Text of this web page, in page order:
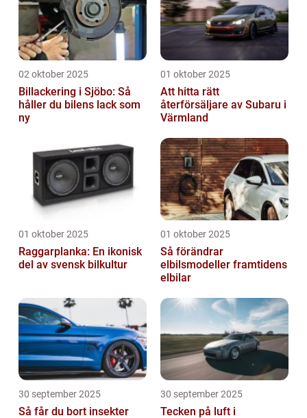
02 oktober 2025
Billackering i Sjöbo: Så
håller du bilens lack som
ny
01 oktober 2025
Att hitta rätt
återförsäljare av Subaru i
Värmland
01 oktober 2025
Raggarplanka: En ikonisk
del av svensk bilkultur
01 oktober 2025
Så förändrar
elbilsmodeller framtidens
elbilar
30 september 2025
Så får du bort insekter
30 september 2025
Tecken på luft i